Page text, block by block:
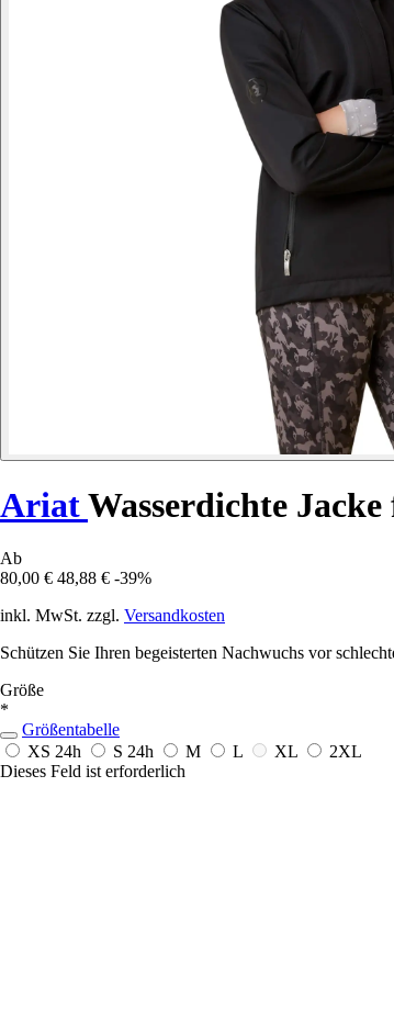
AriatWasserdichte
Ab
80,00 € 48,88 € -39%
inkl. MwSt. zzgl. Versandkosten
Schützen Sie Ihren begeisterten Nachwuchs vor
Größe
*
Größentabelle
XS 24h S 24h M L XL
2XL
Dieses Feld ist erforderlich